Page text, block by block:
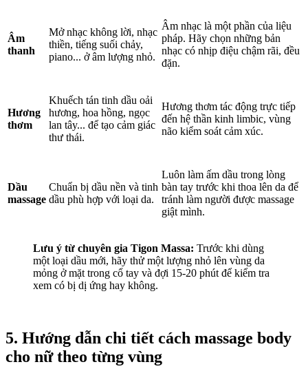
Âm
thanh
Mở nhạc không lời, nhạc
thiền, tiếng suối chảy,
piano... ở âm lượng nhỏ.
Âm nhạc là một phần của liệu
pháp. Hãy chọn những bản
nhạc có nhịp điệu chậm rãi, đều
đặn.
Hương
thơm
Khuếch tán tinh dầu oải
hương, hoa hồng, ngọc
lan tây... để tạo cảm giác
thư thái.
Hương thơm tác động trực tiếp
đến hệ thần kinh limbic, vùng
não kiểm soát cảm xúc.
Dầu
massage
Chuẩn bị dầu nền và tinh
dầu phù hợp với loại da.
Luôn làm ấm dầu trong lòng
bàn tay trước khi thoa lên da để
tránh làm người được massage
giật mình.
Lưu ý từ chuyên gia Tigon Massa: Trước khi dùng
một loại dầu mới, hãy thử một lượng nhỏ lên vùng da
mỏng ở mặt trong cổ tay và đợi 15-20 phút để kiểm tra
xem có bị dị ứng hay không.
5. Hướng dẫn chi tiết cách massage body
cho nữ theo từng vùng